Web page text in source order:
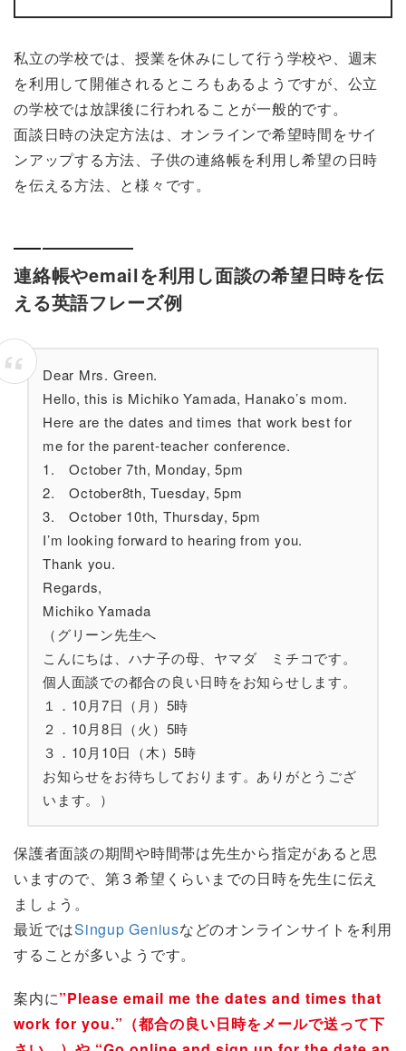
私立の学校では、授業を休みにして行う学校や、週末
を利用して開催されるところもあるようですが、公立
の学校では放課後に行われることが一般的です。
面談日時の決定方法は、オンラインで希望時間をサイ
ンアップする方法、子供の連絡帳を利用し希望の日時
を伝える方法、と様々です。
連絡帳やemailを利用し面談の希望日時を伝
える英語フレーズ例
Dear Mrs. Green.
Hello, this is Michiko Yamada, Hanako’s mom.
Here are the dates and times that work best for
me for the parent-teacher conference.
1. October 7th, Monday, 5pm
2. October8th, Tuesday, 5pm
3. October 10th, Thursday, 5pm
I’m looking forward to hearing from you.
Thank you.
Regards,
Michiko Yamada
（グリーン先生へ
こんにちは、ハナ子の母、ヤマダ ミチコです。
個人面談での都合の良い日時をお知らせします。
１．10月7日（月）5時
２．10月8日（火）5時
３．10月10日（木）5時
お知らせをお待ちしております。ありがとうござ
います。）
保護者面談の期間や時間帯は先生から指定があると思
いますので、第３希望くらいまでの日時を先生に伝え
ましょう。
最近ではSingup Geniusなどのオンラインサイトを利用
することが多いようです。
案内に”Please email me the dates and times that
work for you.”（都合の良い日時をメールで送って下